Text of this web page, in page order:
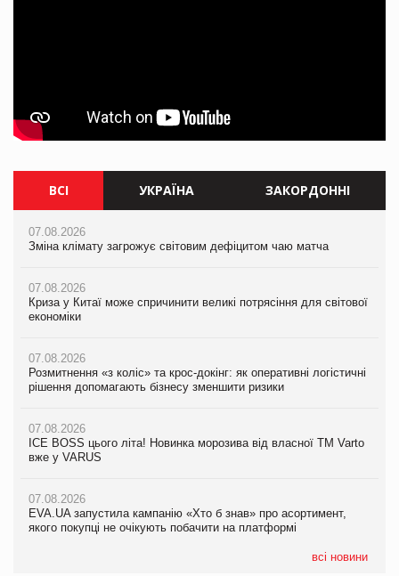
ВСІ УКРАЇНА ЗАКОРДОННІ
07.08.2026
Зміна клімату загрожує світовим дефіцитом чаю матча
07.08.2026
Криза у Китаї може спричинити великі потрясіння для світової
економіки
07.08.2026
Розмитнення «з коліс» та крос-докінг: як оперативні логістичні
рішення допомагають бізнесу зменшити ризики
07.08.2026
ICE BOSS цього літа! Новинка морозива від власної ТМ Varto
вже у VARUS
07.08.2026
EVA.UA запустила кампанію «Хто б знав» про асортимент,
якого покупці не очікують побачити на платформі
всі новини
07.08.2026
Зміна клімату загрожує світовим дефіцитом чаю матча
07.08.2026
Криза у Китаї може спричинити великі потрясіння для світової
економіки
07.08.2026
Kraft Heinz скоротила збиток у першому півріччі
Продажі Hugo Boss впали на 9%
07.08.2026
Зміна клімату загрожує світовим дефіцитом чаю матча
07.08.2026
Криза у Китаї може спричинити великі потрясіння для світової
економіки
07.08.2026
Kraft Heinz скоротила збиток у першому півріччі
Продажі Hugo Boss впали на 9%